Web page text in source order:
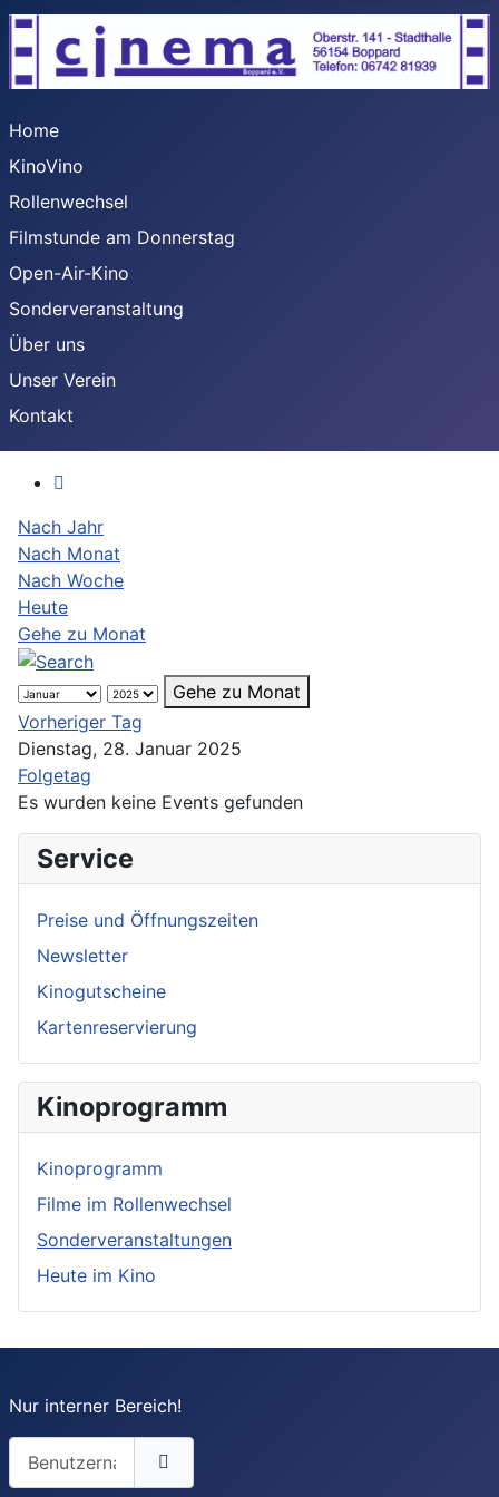
Home
KinoVino
Rollenwechsel
Filmstunde am Donnerstag
Open-Air-Kino
Sonderveranstaltung
Über uns
Unser Verein
Kontakt
Nach Jahr
Nach Monat
Nach Woche
Heute
Gehe zu Monat
Gehe zu Monat
Vorheriger Tag
Dienstag, 28. Januar 2025
Folgetag
Es wurden keine Events gefunden
Service
Preise und Öffnungszeiten
Newsletter
Kinogutscheine
Kartenreservierung
Kinoprogramm
Kinoprogramm
Filme im Rollenwechsel
Sonderveranstaltungen
Heute im Kino
Nur interner Bereich!